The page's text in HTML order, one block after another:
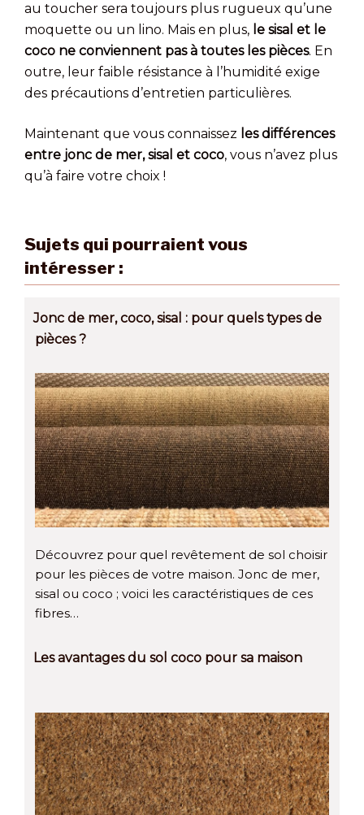
au toucher sera toujours plus rugueux qu’une
moquette ou un lino. Mais en plus, le sisal et le
coco ne conviennent pas à toutes les pièces. En
outre, leur faible résistance à l’humidité exige
des précautions d’entretien particulières.
Maintenant que vous connaissez les différences
entre jonc de mer, sisal et coco, vous n’avez plus
qu’à faire votre choix !
Sujets qui pourraient vous
intéresser :
Jonc de mer, coco, sisal : pour quels types de
pièces ?
Découvrez pour quel revêtement de sol choisir
pour les pièces de votre maison. Jonc de mer,
sisal ou coco ; voici les caractéristiques de ces
fibres…
Les avantages du sol coco pour sa maison